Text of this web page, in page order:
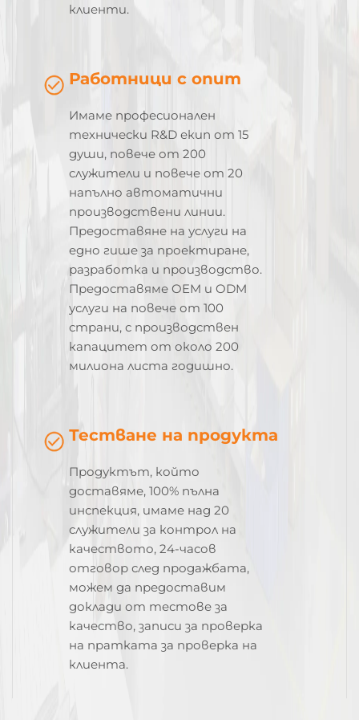
клиенти.
Работници с опит
Имаме професионален
технически R&D екип от 15
души, повече от 200
служители и повече от 20
напълно автоматични
производствени линии.
Предоставяне на услуги на
едно гише за проектиране,
разработка и производство.
Предоставяме OEM и ODM
услуги на повече от 100
страни, с производствен
капацитет от около 200
милиона листа годишно.
Тестване на продукта
Продуктът, който
доставяме, 100% пълна
инспекция, имаме над 20
служители за контрол на
качеството, 24-часов
отговор след продажбата,
можем да предоставим
доклади от тестове за
качество, записи за проверка
на пратката за проверка на
клиента.